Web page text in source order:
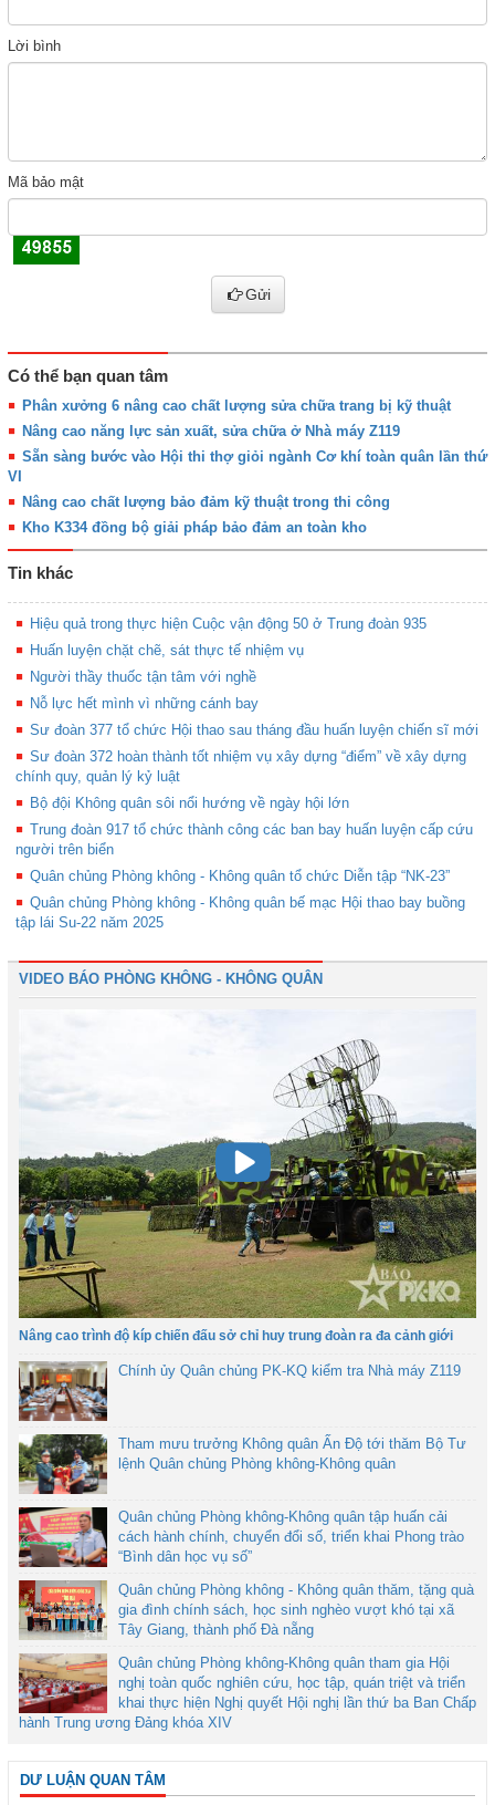
Lời bình
Mã bảo mật
Gửi
Có thể bạn quan tâm
Phân xưởng 6 nâng cao chất lượng sửa chữa trang bị kỹ thuật
Nâng cao năng lực sản xuất, sửa chữa ở Nhà máy Z119
Sẵn sàng bước vào Hội thi thợ giỏi ngành Cơ khí toàn quân lần thứ
VI
Nâng cao chất lượng bảo đảm kỹ thuật trong thi công
Kho K334 đồng bộ giải pháp bảo đảm an toàn kho
Tin khác
Hiệu quả trong thực hiện Cuộc vận động 50 ở Trung đoàn 935
Huấn luyện chặt chẽ, sát thực tế nhiệm vụ
Người thầy thuốc tận tâm với nghề
Nỗ lực hết mình vì những cánh bay
Sư đoàn 377 tổ chức Hội thao sau tháng đầu huấn luyện chiến sĩ mới
Sư đoàn 372 hoàn thành tốt nhiệm vụ xây dựng “điểm” về xây dựng
chính quy, quản lý kỷ luật
Bộ đội Không quân sôi nổi hướng về ngày hội lớn
Trung đoàn 917 tổ chức thành công các ban bay huấn luyện cấp cứu
người trên biển
Quân chủng Phòng không - Không quân tổ chức Diễn tập “NK-23”
Quân chủng Phòng không - Không quân bế mạc Hội thao bay buồng
tập lái Su-22 năm 2025
VIDEO BÁO PHÒNG KHÔNG - KHÔNG QUÂN
Nâng cao trình độ kíp chiến đấu sở chỉ huy trung đoàn ra đa cảnh giới
Chính ủy Quân chủng PK-KQ kiểm tra Nhà máy Z119
Tham mưu trưởng Không quân Ấn Độ tới thăm Bộ Tư
lệnh Quân chủng Phòng không-Không quân
Quân chủng Phòng không-Không quân tập huấn cải
cách hành chính, chuyển đổi số, triển khai Phong trào
“Bình dân học vụ số”
Quân chủng Phòng không - Không quân thăm, tặng quà
gia đình chính sách, học sinh nghèo vượt khó tại xã
Tây Giang, thành phố Đà nẵng
Quân chủng Phòng không-Không quân tham gia Hội
nghị toàn quốc nghiên cứu, học tập, quán triệt và triển
khai thực hiện Nghị quyết Hội nghị lần thứ ba Ban Chấp
hành Trung ương Đảng khóa XIV
DƯ LUẬN QUAN TÂM